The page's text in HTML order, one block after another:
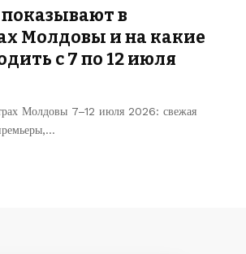
в
Молдовы и на какие
с 7 по 12 июля
Молдовы 7–12 июля 2026: свежая